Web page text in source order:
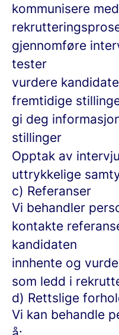
kommunisere
gjennomføre
tester
vurdere
fremtidige
gi deg
stillinger
Opptak av
uttrykkelige
c) Referanser
Vi behandler
kontakte
kandidaten
innhente og
som ledd i
d) Rettslige
Vi kan behandle